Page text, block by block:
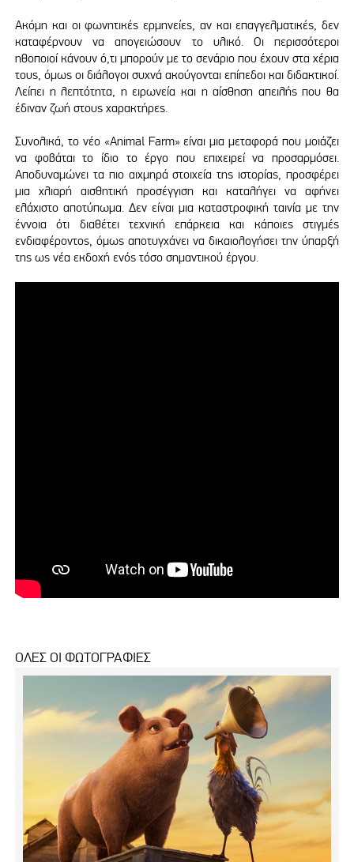
Ακόμη και οι φωνητικές ερμηνείες, αν και επαγγελματικές, δεν
καταφέρνουν να απογειώσουν το υλικό. Οι περισσότεροι
ηθοποιοί κάνουν ό,τι μπορούν με το σενάριο που έχουν στα χέρια
τους, όμως οι διάλογοι συχνά ακούγονται επίπεδοι και διδακτικοί.
Λείπει η λεπτότητα, η ειρωνεία και η αίσθηση απειλής που θα
έδιναν ζωή στους χαρακτήρες.
Συνολικά, το νέο «Animal Farm» είναι μια μεταφορά που μοιάζει
να φοβάται το ίδιο το έργο που επιχειρεί να προσαρμόσει.
Αποδυναμώνει τα πιο αιχμηρά στοιχεία της ιστορίας, προσφέρει
μια χλιαρή αισθητική προσέγγιση και καταλήγει να αφήνει
ελάχιστο αποτύπωμα. Δεν είναι μια καταστροφική ταινία με την
έννοια ότι διαθέτει τεχνική επάρκεια και κάποιες στιγμές
ενδιαφέροντος, όμως αποτυγχάνει να δικαιολογήσει την ύπαρξή
της ως νέα εκδοχή ενός τόσο σημαντικού έργου.
ΟΛΕΣ ΟΙ ΦΩΤΟΓΡΑΦΙΕΣ